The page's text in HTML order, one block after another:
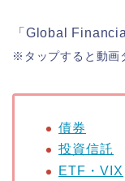
「Global
※タップすると動画
債券
投資信託
ETF・VIX